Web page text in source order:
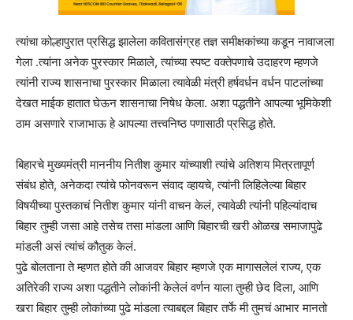
त्यांचा कोल्हापुरात प्रसिद्ध झालेला कवितासंग्रह तज्ञ समीक्षकांच्या कडून नावाजला
गेला .त्यांना अनेक पुरस्कार मिळाले, त्यांच्या स्पष्ट वक्तेपणाचे उदाहरण म्हणजे
त्यांनी राज्य शासनाचा पुरस्कार मिळाला त्यावेळी मंत्री हर्षवर्धन वर्धन पाटलांच्या
देखत माईक हातात घेऊन शासनाचा निषेध केला. अशा पद्धतीने आपल्या भूमिकेशी
ठाम असणारे राजाभाऊ हे आपल्या तत्त्वनिष्ठ पणासाठी प्रसिद्ध होते.
बिहारचे मुख्यमंत्री माननीय नितीश कुमार यांच्याशी त्यांचे अतिशय मित्रतापूर्ण
संबंध होते, अनेकदा त्यांचे फोनवरून संवाद व्हायचे, त्यांनी लिहिलेल्या बिहार
विषयीच्या पुस्तकाचं नितीश कुमार यांनी वाचन केलं, त्यावेळी त्यांनी पहिल्यांदाच
बिहार तुम्ही जसा आहे तसेच तसा मांडला आणि बिहारची खरी ओळख समाजापुढे
मांडली असं त्यांचं कौतुक केलं.
पुढे बोलताना ते म्हणत होते की आजवर बिहार म्हणजे एक मागासलेलं राज्य, एक
अतिरेकी राज्य अशा पद्धतीने लोकांनी केलेलं वर्णन याला तुम्ही छेद दिला, आणि
खरा बिहार तुम्ही लोकांच्या पुढे मांडला त्याबद्दल बिहार तर्फे मी तुमचं आभार मानतो